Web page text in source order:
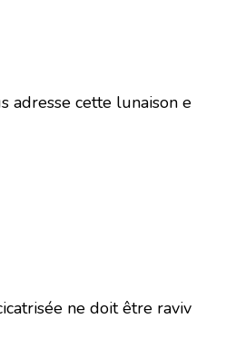
adresse cette lunaison e
ne doit être raviv